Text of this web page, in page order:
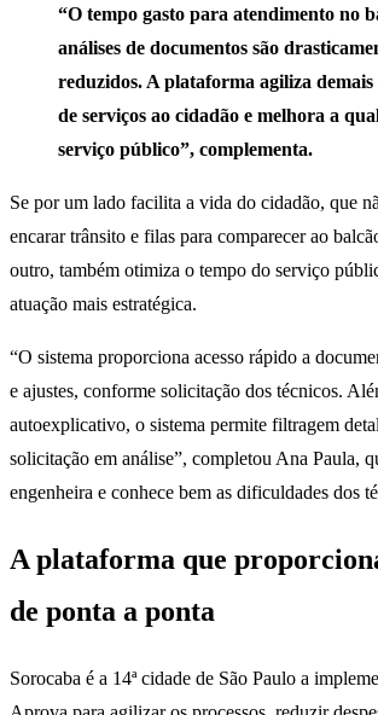
“O tempo gasto para atendimento no
análises de documentos são
reduzidos. A plataforma agiliza demais
de serviços ao cidadão e melhora a
serviço público”, complementa.
Se por um lado facilita a vida do cidadão, que
encarar trânsito e filas para comparecer ao
outro, também otimiza o tempo do serviço
atuação mais estratégica.
“O sistema proporciona acesso rápido a
e ajustes, conforme solicitação dos técnicos.
autoexplicativo, o sistema permite filtragem
solicitação em análise”, completou Ana Paula,
engenheira e conhece bem as dificuldades dos
A plataforma que
de ponta a ponta
Sorocaba é a 14ª cidade de São Paulo a